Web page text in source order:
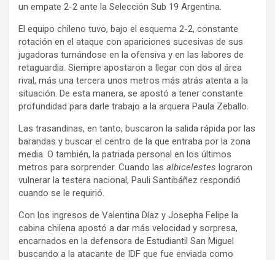
un empate 2-2 ante la Selección Sub 19 Argentina.
El equipo chileno tuvo, bajo el esquema 2-2, constante
rotación en el ataque con apariciones sucesivas de sus
jugadoras turnándose en la ofensiva y en las labores de
retaguardia. Siempre apostaron a llegar con dos al área
rival, más una tercera unos metros más atrás atenta a la
situación. De esta manera, se apostó a tener constante
profundidad para darle trabajo a la arquera Paula Zeballo.
Las trasandinas, en tanto, buscaron la salida rápida por las
barandas y buscar el centro de la que entraba por la zona
media. O también, la patriada personal en los últimos
metros para sorprender. Cuando las albicelestes lograron
vulnerar la testera nacional, Pauli Santibáñez respondió
cuando se le requirió.
Con los ingresos de Valentina Díaz y Josepha Felipe la
cabina chilena apostó a dar más velocidad y sorpresa,
encarnados en la defensora de Estudiantil San Miguel
buscando a la atacante de IDF que fue enviada como